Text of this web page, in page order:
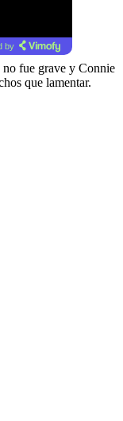
by
no fue grave y Connie
que lamentar.